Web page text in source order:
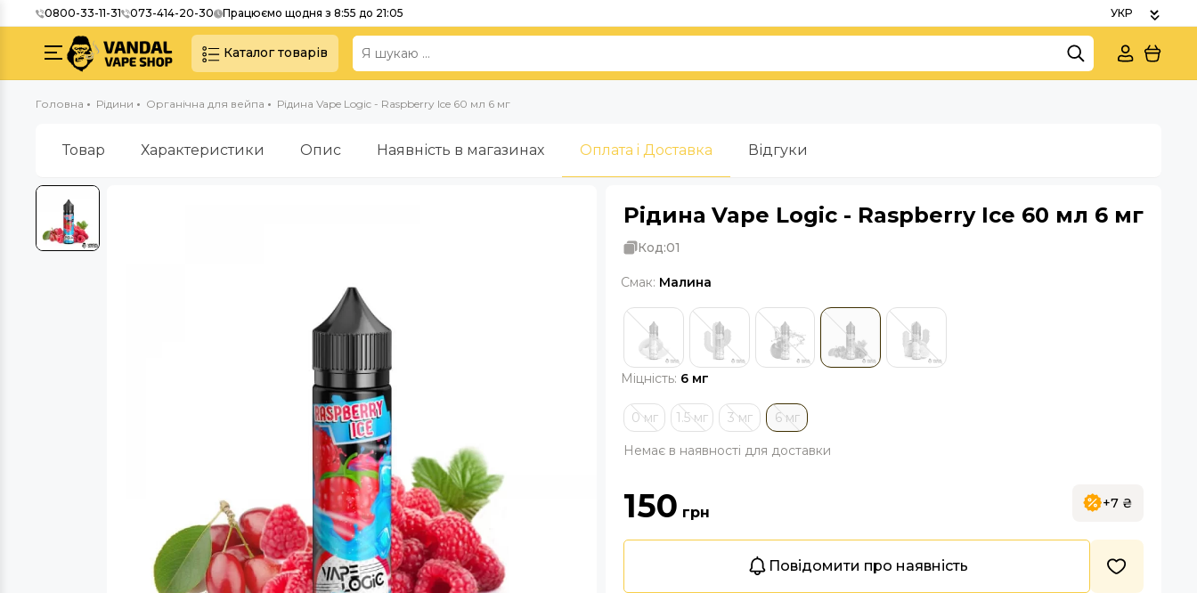
0800-33-11-31 073-414-20-30 Працюємо щодня з 8:55 до 21:05
Каталог товарів
Головна Рідини Органічна для вейпа Рідина Vape Logic - Raspberry Ice 60 мл 6 мг
Товар Характеристики Опис Наявність в магазинах Оплата i Доставка Відгуки
Рідина Vape Logic - Raspberry Ice 60 мл 6 мг
Код:01
Смак: Малина
Міцність: 6 мг
0 мг 1.5 мг 3 мг 6 мг
Немає в наявності для доставки
150 грн
+7 ₴
Повідомити про наявність